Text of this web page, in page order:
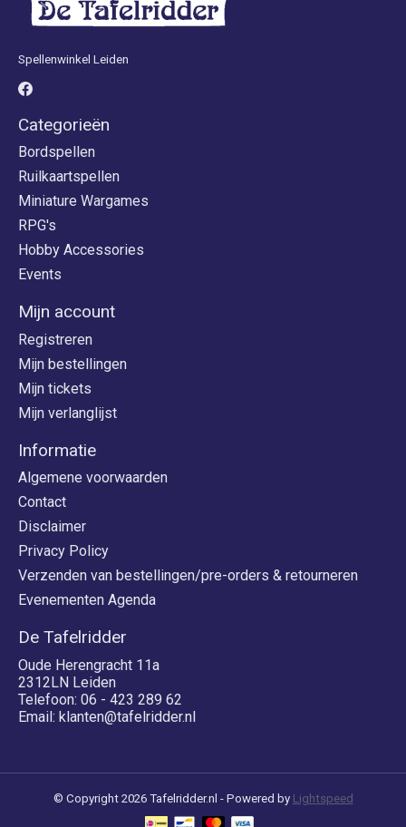
Spellenwinkel Leiden
Categorieën
Bordspellen
Ruilkaartspellen
Miniature Wargames
RPG's
Hobby Accessories
Events
Mijn account
Registreren
Mijn bestellingen
Mijn tickets
Mijn verlanglijst
Informatie
Algemene voorwaarden
Contact
Disclaimer
Privacy Policy
Verzenden van bestellingen/pre-orders & retourneren
Evenementen Agenda
De Tafelridder
Oude Herengracht 11a
2312LN Leiden
Telefoon: 06 - 423 289 62
Email: klanten@tafelridder.nl
© Copyright 2026 Tafelridder.nl - Powered by Lightspeed